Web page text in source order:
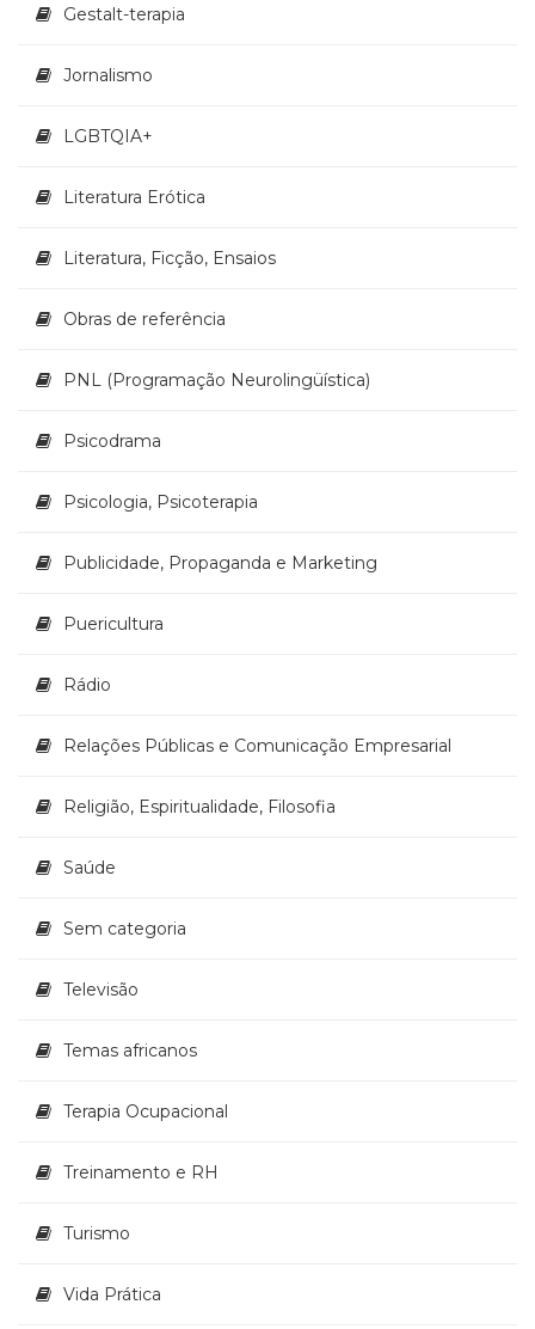
Televisão
Temas
Terapia
(21)
e
Turismo
Vida
(32)
Gestalt-terapia
Jornalismo
LGBTQIA+
Literatura Erótica
Literatura, Ficção, Ensaios
Obras de referência
PNL (Programação Neurolingüística)
Psicodrama
Psicologia, Psicoterapia
Publicidade, Propaganda e Marketing
Puericultura
Rádio
Relações Públicas e Comunicação Empresarial
Religião, Espiritualidade, Filosofia
Saúde
Sem categoria
Televisão
Temas africanos
Terapia Ocupacional
Treinamento e RH
Turismo
Vida Prática